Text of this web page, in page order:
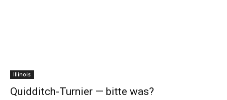
Illinois
Quidditch-Turnier — bitte was?